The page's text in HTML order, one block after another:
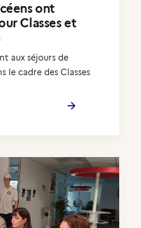
ont
Classes et
aux séjours de
le cadre des Classes